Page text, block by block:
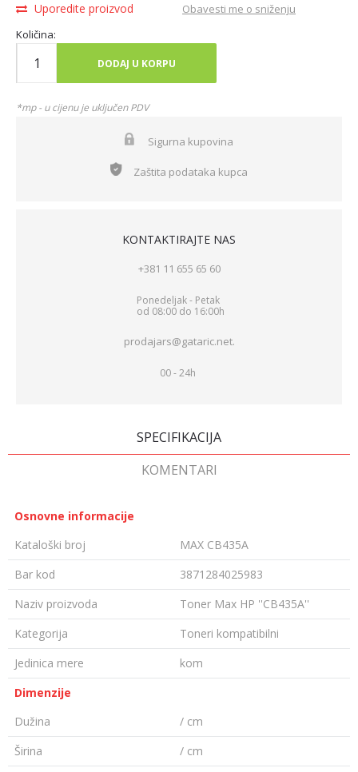
Uporedite proizvod
Obavesti me o sniženju
Količina:
DODAJ U KORPU
*mp - u cijenu je uključen PDV
Sigurna kupovina
Zaštita podataka kupca
KONTAKTIRAJTE NAS
+381 11 655 65 60
Ponedeljak - Petak
od 08:00 do 16:00h
prodajars@gataric.net.
00 - 24h
SPECIFIKACIJA
KOMENTARI
Osnovne informacije
Kataloški broj
MAX CB435A
Bar kod
3871284025983
Naziv proizvoda
Toner Max HP ''CB435A''
Kategorija
Toneri kompatibilni
Jedinica mere
kom
Dimenzije
Dužina
/ cm
Širina
/ cm